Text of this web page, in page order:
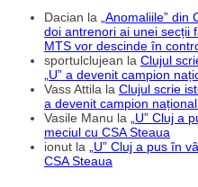
Dacian la
„Anomaliile”
doi antrenori ai unei secții
MTS vor descinde în
sportulclujean la Clujul
„U” a devenit campion
Vass Attila la Clujul scrie
a devenit campion
Vasile Manu la
„U” Cluj a
meciul cu CSA Steaua
ionut la
„U” Cluj a pus în
CSA Steaua